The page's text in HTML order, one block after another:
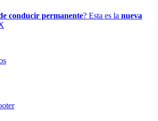
conducir permanente? Esta es la nueva